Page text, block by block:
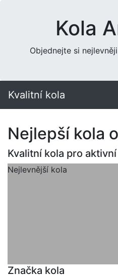
Kola
Objednejte si
Kvalitní kola
Nejlepší kola
Kvalitní kola pro
Nejlevnější kola
Značka kola